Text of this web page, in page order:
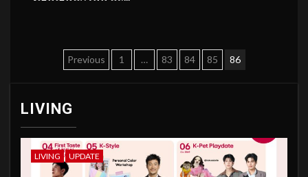
Posts
Previous 1 … 83 84 85 86
LIVING
LIVING UPDATE